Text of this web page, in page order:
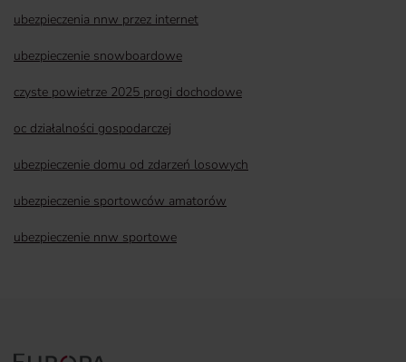
ubezpieczenia nnw przez internet
ubezpieczenie snowboardowe
czyste powietrze 2025 progi dochodowe
oc działalności gospodarczej
ubezpieczenie domu od zdarzeń losowych
ubezpieczenie sportowców amatorów
ubezpieczenie nnw sportowe